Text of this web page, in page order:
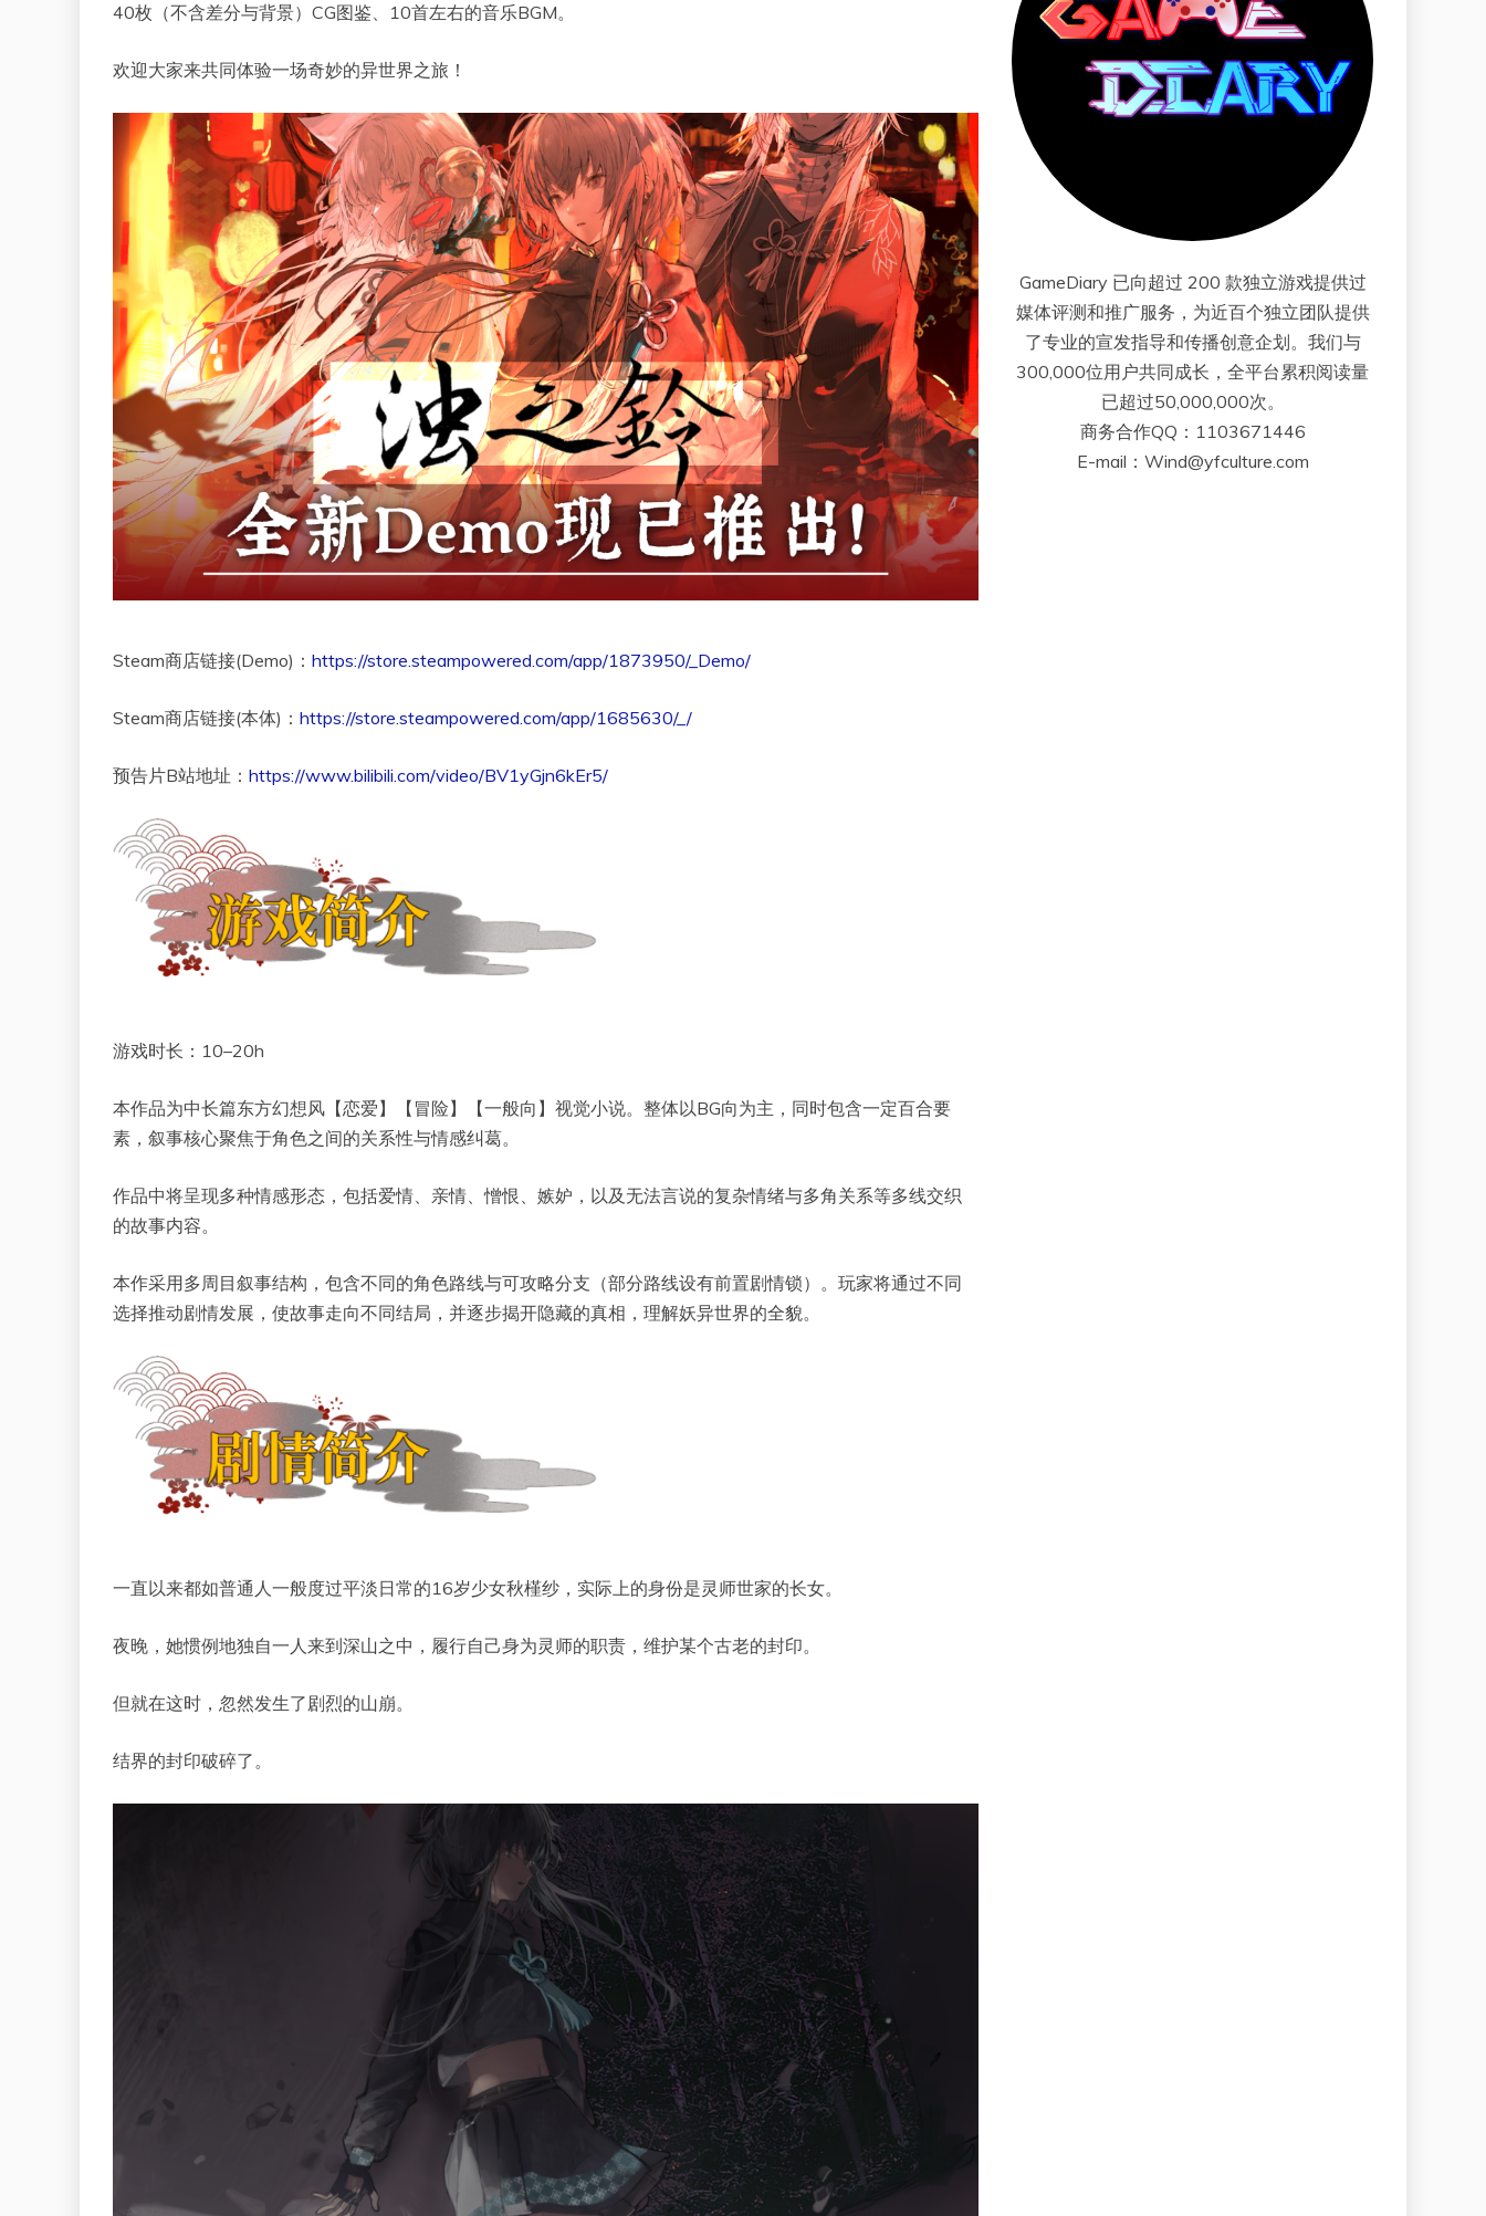
40枚（不含差分与背景）CG图鉴、10首左右的音乐BGM。
欢迎大家来共同体验一场奇妙的异世界之旅！
Steam商店链接(Demo)： https://store.steampowered.com/app/1873950/_Demo/
Steam商店链接(本体)： https://store.steampowered.com/app/1685630/_/
预告片B站地址： https://www.bilibili.com/video/BV1yGjn6kEr5/
游戏时长：10–20h
本作品为中长篇东方幻想风【恋爱】【冒险】【一般向】视觉小说。整体以BG向为主，同时包含一定百合要
素，叙事核心聚焦于角色之间的关系性与情感纠葛。
作品中将呈现多种情感形态，包括爱情、亲情、憎恨、嫉妒，以及无法言说的复杂情绪与多角关系等多线交织
的故事内容。
本作采用多周目叙事结构，包含不同的角色路线与可攻略分支（部分路线设有前置剧情锁）。玩家将通过不同
选择推动剧情发展，使故事走向不同结局，并逐步揭开隐藏的真相，理解妖异世界的全貌。
一直以来都如普通人一般度过平淡日常的16岁少女秋槿纱，实际上的身份是灵师世家的长女。
夜晚，她惯例地独自一人来到深山之中，履行自己身为灵师的职责，维护某个古老的封印。
但就在这时，忽然发生了剧烈的山崩。
结界的封印破碎了。
GameDiary 已向超过 200 款独立游戏提供过
媒体评测和推广服务，为近百个独立团队提供
了专业的宣发指导和传播创意企划。我们与
300,000位用户共同成长，全平台累积阅读量
已超过50,000,000次。
商务合作QQ：1103671446
E-mail：Wind@yfculture.com